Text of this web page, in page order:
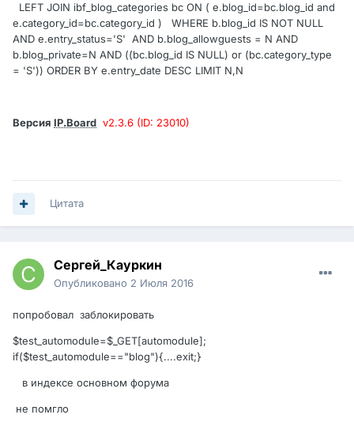
LEFT JOIN ibf_blog_categories bc ON ( e.blog_id=bc.blog_id and
e.category_id=bc.category_id ) WHERE b.blog_id IS NOT NULL
AND e.entry_status='S' AND b.blog_allowguests = N AND
b.blog_private=N AND ((bc.blog_id IS NULL) or (bc.category_type
= 'S')) ORDER BY e.entry_date DESC LIMIT N,N
Версия IP.Board v2.3.6 (ID: 23010)
Цитата
Сергей_Кауркин
Опубликовано 2 Июля 2016
попробовал заблокировать
$test_automodule=$_GET[automodule];
if($test_automodule=="blog"){....exit;}
в индексе основном форума
не помгло